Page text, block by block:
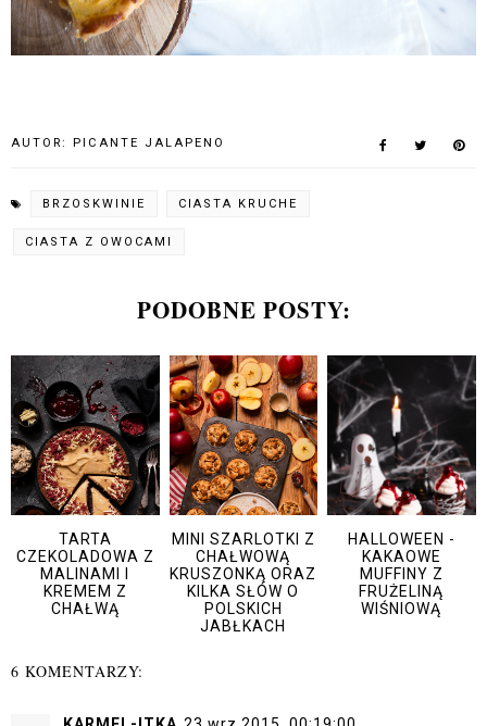
AUTOR: PICANTE JALAPENO
BRZOSKWINIE CIASTA KRUCHE
CIASTA Z OWOCAMI
PODOBNE POSTY:
TARTA
CZEKOLADOWA Z
MALINAMI I
KREMEM Z
CHAŁWĄ
MINI SZARLOTKI Z
CHAŁWOWĄ
KRUSZONKĄ ORAZ
KILKA SŁÓW O
POLSKICH
JABŁKACH
HALLOWEEN -
KAKAOWE
MUFFINY Z
FRUŻELINĄ
WIŚNIOWĄ
6 KOMENTARZY: